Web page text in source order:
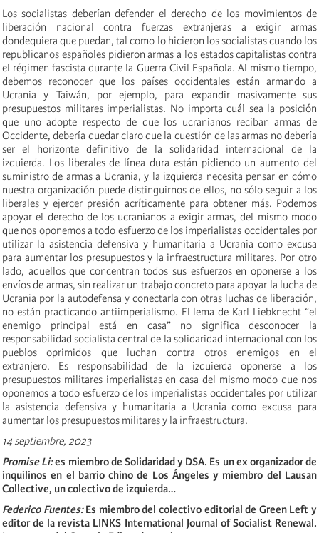
Los socialistas deberían defender el derecho de los movimientos de
liberación nacional contra fuerzas extranjeras a exigir armas
dondequiera que puedan, tal como lo hicieron los socialistas cuando los
republicanos españoles pidieron armas a los estados capitalistas contra
el régimen fascista durante la Guerra Civil Española. Al mismo tiempo,
debemos reconocer que los países occidentales están armando a
Ucrania y Taiwán, por ejemplo, para expandir masivamente sus
presupuestos militares imperialistas. No importa cuál sea la posición
que uno adopte respecto de que los ucranianos reciban armas de
Occidente, debería quedar claro que la cuestión de las armas no debería
ser el horizonte definitivo de la solidaridad internacional de la
izquierda. Los liberales de línea dura están pidiendo un aumento del
suministro de armas a Ucrania, y la izquierda necesita pensar en cómo
nuestra organización puede distinguirnos de ellos, no sólo seguir a los
liberales y ejercer presión acríticamente para obtener más. Podemos
apoyar el derecho de los ucranianos a exigir armas, del mismo modo
que nos oponemos a todo esfuerzo de los imperialistas occidentales por
utilizar la asistencia defensiva y humanitaria a Ucrania como excusa
para aumentar los presupuestos y la infraestructura militares. Por otro
lado, aquellos que concentran todos sus esfuerzos en oponerse a los
envíos de armas, sin realizar un trabajo concreto para apoyar la lucha de
Ucrania por la autodefensa y conectarla con otras luchas de liberación,
no están practicando antiimperialismo. El lema de Karl Liebknecht “el
enemigo principal está en casa” no significa desconocer la
responsabilidad socialista central de la solidaridad internacional con los
pueblos oprimidos que luchan contra otros enemigos en el
extranjero. Es responsabilidad de la izquierda oponerse a los
presupuestos militares imperialistas en casa del mismo modo que nos
oponemos a todo esfuerzo de los imperialistas occidentales por utilizar
la asistencia defensiva y humanitaria a Ucrania como excusa para
aumentar los presupuestos militares y la infraestructura.
14 septiembre, 2023
Promise Li:es miembro de Solidaridad y DSA. Es un ex organizador de
inquilinos en el barrio chino de Los Ángeles y miembro del Lausan
Collective, un colectivo de izquierda…
Federico Fuentes:Es miembro del colectivo editorial de Green Left y
editor de la revista LINKS International Journal of Socialist Renewal.